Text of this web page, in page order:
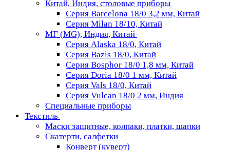
Китай, Индия, столовые приборы
Серия Barcelona 18/0 3,2 мм, Китай
Серия Milan 18/10, Китай
МГ (MG), Индия, Китай
Серия Alaska 18/0, Китай
Серия Bazis 18/0, Китай
Серия Bosphor 18/0 1,8 мм, Китай
Серия Doria 18/0 1 мм, Китай
Серия Vals 18/0, Китай
Серия Vulcan 18/0 2 мм, Индия
Специальные приборы
Текстиль
Маски защитные, колпаки, платки, шапки
Скатерти, салфетки
Конверт (куверт)